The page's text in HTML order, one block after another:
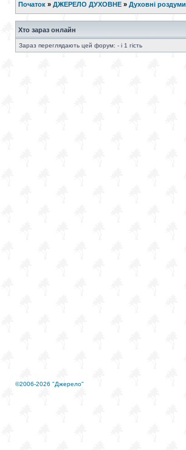
Початок » ДЖЕРЕЛО ДУХОВНЕ » Духовні роздуми
Хто зараз онлайн
Зараз переглядають цей форум: - і 1 гість
©2006-2026 "Джерело"